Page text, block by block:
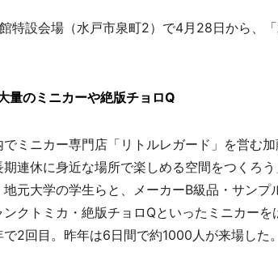
特設会場（水戸市泉町2）で4月28日から、
量のミニカーや絶版チョロQ
ミニカー専門店「リトルレガード」を営む
連休に身近な場所で楽しめる空間をつくろ
元大学の学生らと、メーカーB級品・サンプ
クトミカ・絶版チョロQといったミニカー
2回目。昨年は6日間で約1000人が来場した。